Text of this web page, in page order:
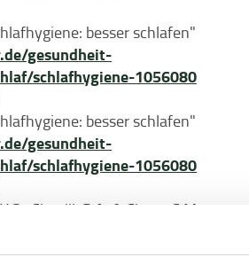
besser schlafen"
gesundheit-
schlafhygiene-1056080
besser schlafen"
gesundheit-
schlafhygiene-1056080
Cistulli, P.A. & Chow, C.M.
of Meals to Bedtime
Young Adults? A Cross-Sectional